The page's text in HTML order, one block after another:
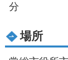
分
場所